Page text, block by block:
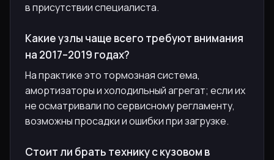
в присутствии специалиста.
Какие узлы чаще всего требуют внимания
на 2017–2019 годах?
На практике это тормозная система,
амортизаторы и холодильный агрегат; если их
не осматривали по сервисному регламенту,
возможны просадки и ошибки при загрузке.
Стоит ли брать технику с кузовом в